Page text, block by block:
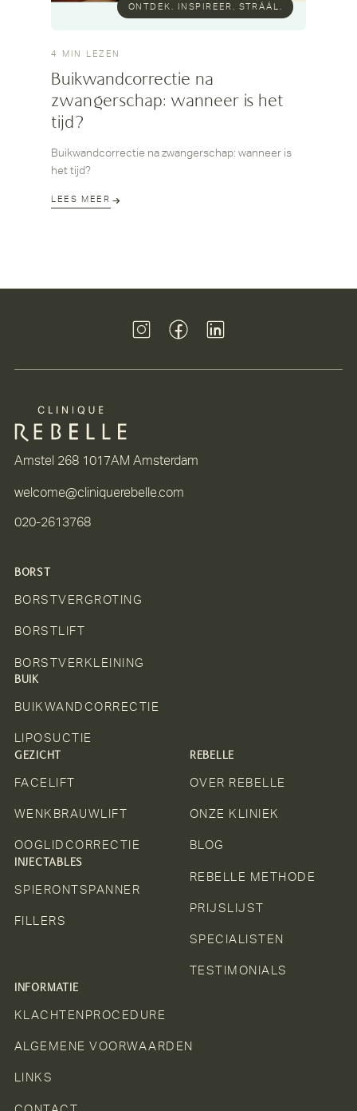
ONTDEK. INSPIREER. STRÁÁL.
4 MIN LEZEN
Buikwandcorrectie na
zwangerschap: wanneer is het
tijd?
Buikwandcorrectie na zwangerschap: wanneer is
het tijd?
LEES MEER
Amstel 268 1017AM Amsterdam
welcome@cliniquerebelle.com
020-2613768
BORST
BORSTVERGROTING
BORSTLIFT
BORSTVERKLEINING
BUIK
BUIKWANDCORRECTIE
LIPOSUCTIE
GEZICHT
FACELIFT
WENKBRAUWLIFT
OOGLIDCORRECTIE
INJECTABLES
SPIERONTSPANNER
FILLERS
REBELLE
OVER REBELLE
ONZE KLINIEK
BLOG
REBELLE METHODE
PRIJSLIJST
SPECIALISTEN
TESTIMONIALS
INFORMATIE
KLACHTENPROCEDURE
ALGEMENE VOORWAARDEN
LINKS